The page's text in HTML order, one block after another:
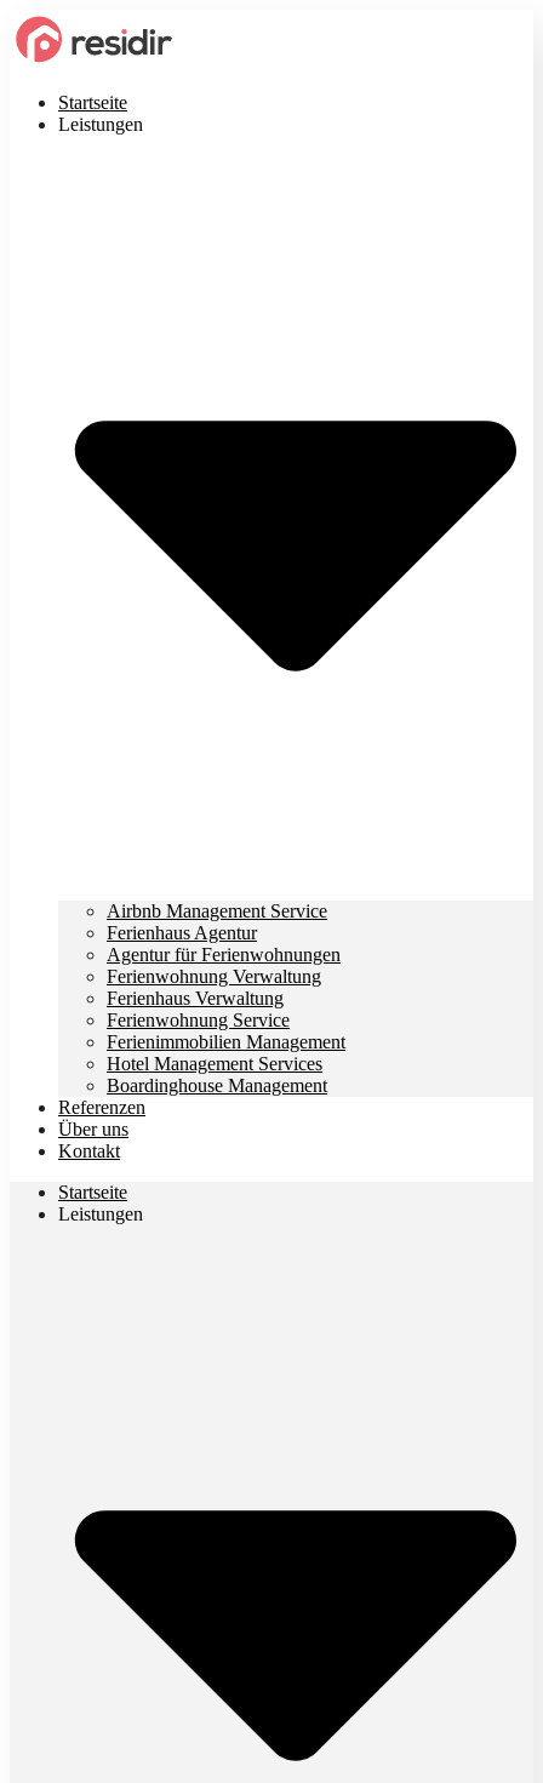
Startseite
Leistungen
Airbnb Management Service
Ferienhaus Agentur
Agentur für Ferienwohnungen
Ferienwohnung Verwaltung
Ferienhaus Verwaltung
Ferienwohnung Service
Ferienimmobilien Management
Hotel Management Services
Boardinghouse Management
Referenzen
Über uns
Kontakt
Startseite
Leistungen